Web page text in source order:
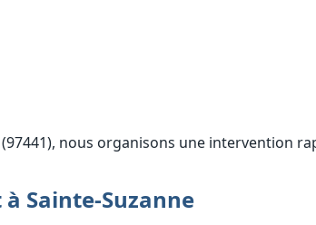
nous organisons une intervention
Sainte-Suzanne